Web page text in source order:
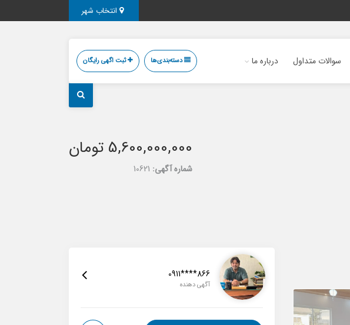
سوالات متداول درباره ما دسته‌بندی‌ها ثبت اگهی رایگان
5,600,000,000 تومان
شماره آگهی: 10621
0911****866
آگهی دهنده